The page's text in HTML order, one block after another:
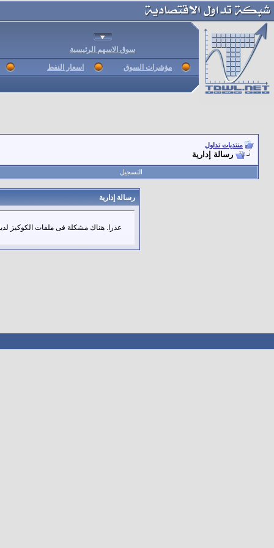
سوق الاسهم الرئيسية
مؤشرات السوق اسعار النفط
منتديات تداول
رسالة إدارية
التسجيل
رسالة إدارية
عذرا. هناك مشكلة فى ملفات الكوكيز